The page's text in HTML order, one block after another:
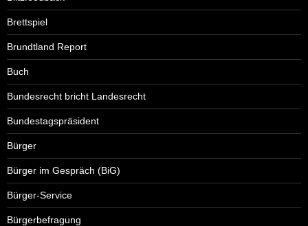
Brettspiel
Brundtland Report
Buch
Bundesrecht bricht Landesrecht
Bundestagspräsident
Bürger
Bürger im Gespräch (BiG)
Bürger-Service
Bürgerbefragung